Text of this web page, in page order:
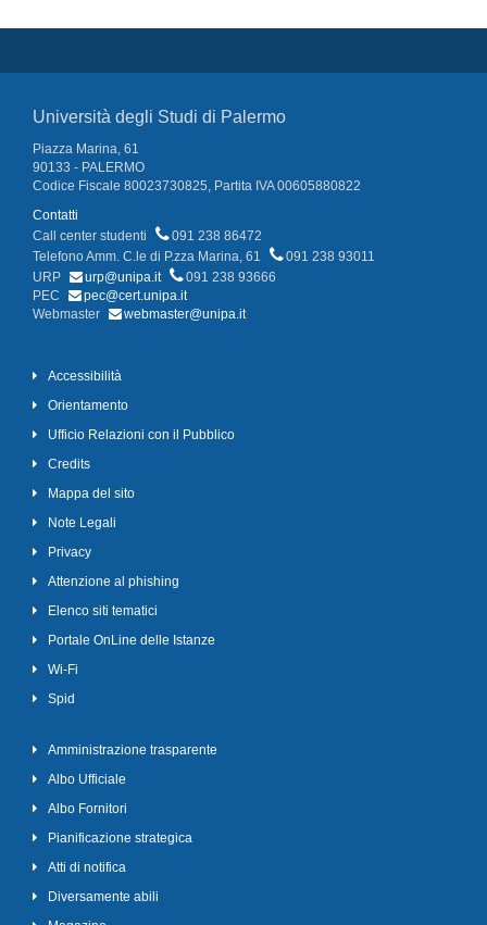
Università degli Studi di Palermo
Piazza Marina, 61
90133 - PALERMO
Codice Fiscale 80023730825, Partita IVA 00605880822
Contatti
Call center studenti
091 238 86472
Telefono Amm. C.le di P.zza Marina, 61
091 238 93011
URP
urp@unipa.it
091 238 93666
PEC
pec@cert.unipa.it
Webmaster
webmaster@unipa.it
Accessibilità
Orientamento
Ufficio Relazioni con il Pubblico
Credits
Mappa del sito
Note Legali
Privacy
Attenzione al phishing
Elenco siti tematici
Portale OnLine delle Istanze
Wi-Fi
Spid
Amministrazione trasparente
Albo Ufficiale
Albo Fornitori
Pianificazione strategica
Atti di notifica
Diversamente abili